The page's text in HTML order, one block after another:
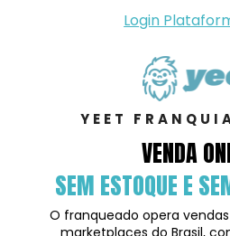
Login
YEET
VENDA
SEM ESTOQUE E
O franqueado opera
marketplaces do Brasil,